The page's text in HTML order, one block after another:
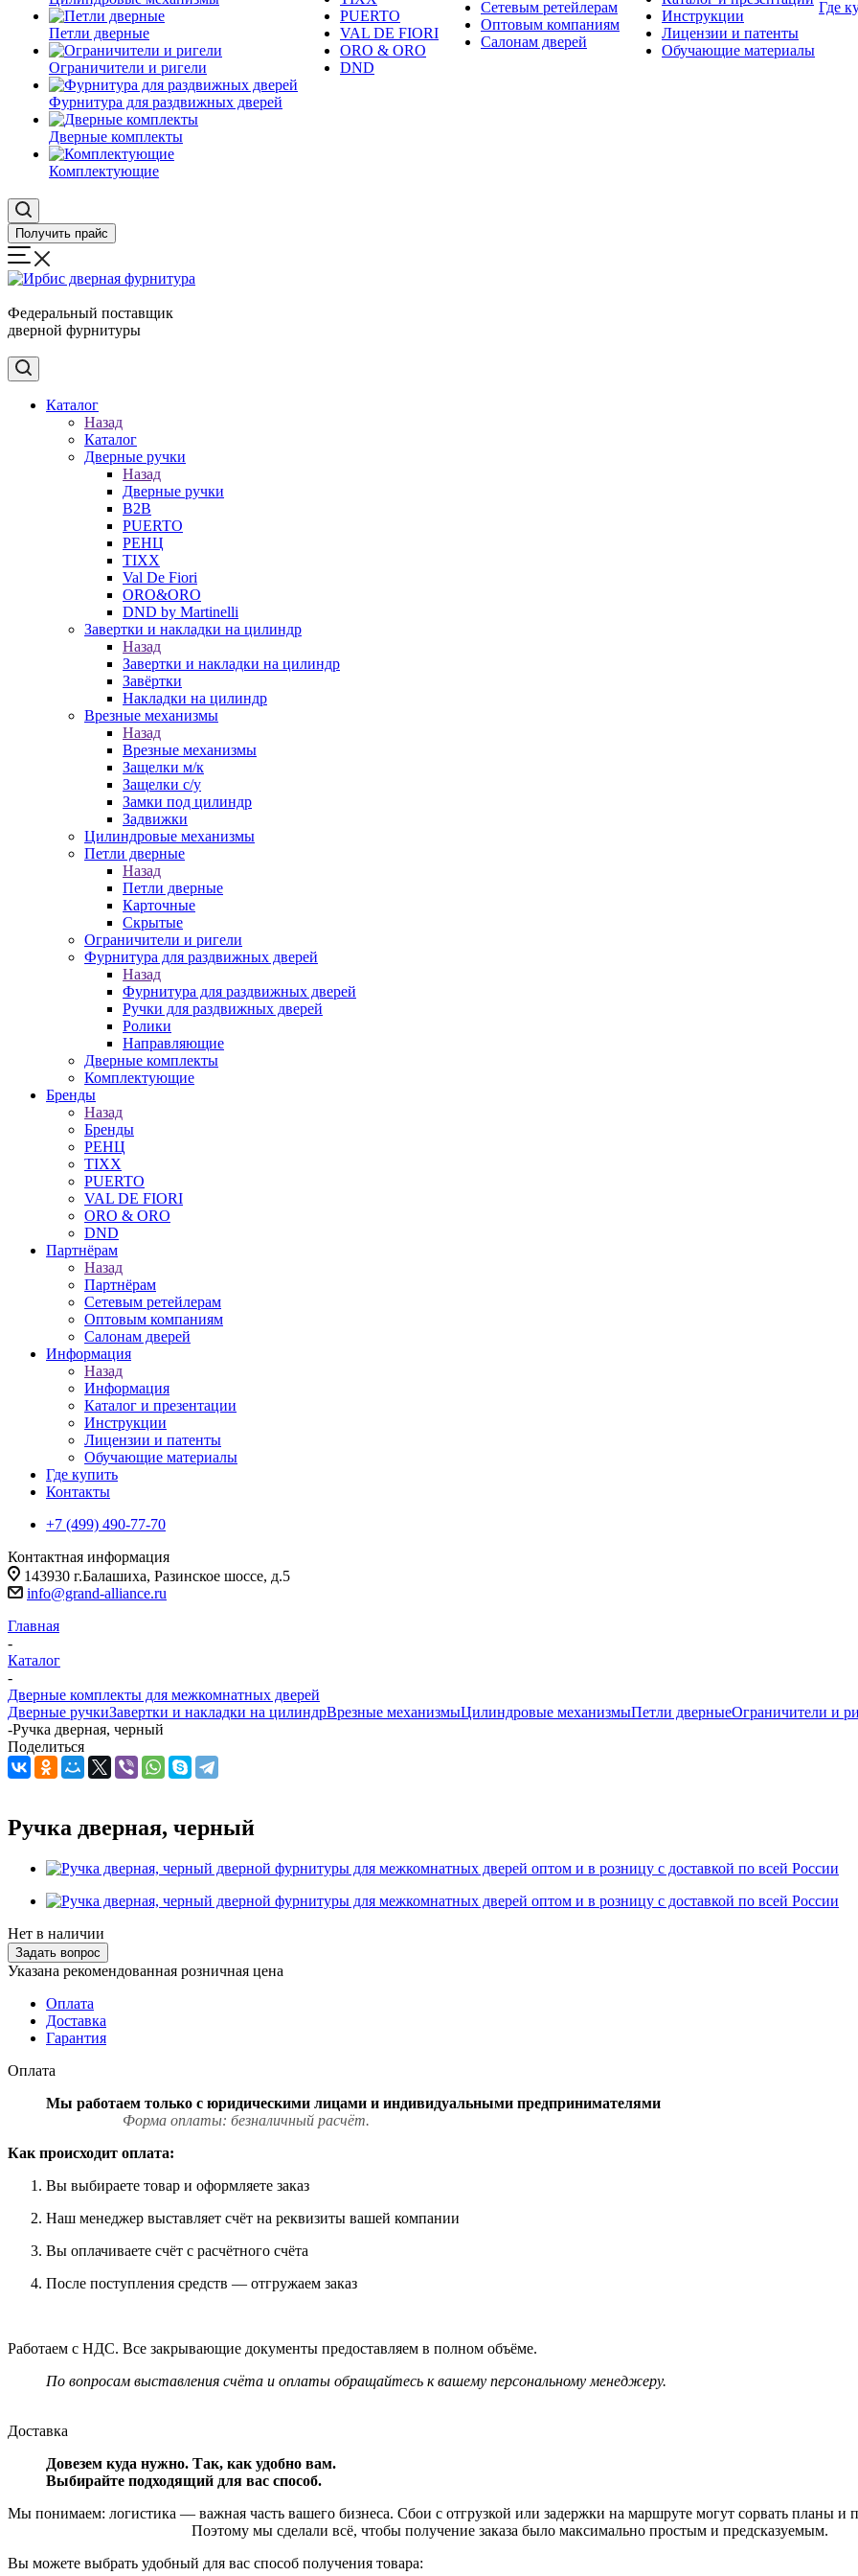
Петли дверные
Ограничители и ригели
Фурнитура для раздвижных дверей
Дверные комплекты
Комплектующие
PUERTO
VAL DE FIORI
ORO & ORO
DND
Сетевым ретейлерам
Оптовым компаниям
Салонам дверей
Инструкции
Лицензии и патенты
Обучающие материалы
Где
Получить прайс
Федеральный поставщик
дверной фурнитуры
Каталог
Назад
Каталог
Дверные ручки
Назад
Дверные ручки
B2B
PUERTO
РЕНЦ
TIXX
Val De Fiori
ORO&ORO
DND by Martinelli
Завертки и накладки на цилиндр
Назад
Завертки и накладки на цилиндр
Завёртки
Накладки на цилиндр
Врезные механизмы
Назад
Врезные механизмы
Защелки м/к
Защелки с/у
Замки под цилиндр
Задвижки
Цилиндровые механизмы
Петли дверные
Назад
Петли дверные
Карточные
Скрытые
Ограничители и ригели
Фурнитура для раздвижных дверей
Назад
Фурнитура для раздвижных дверей
Ручки для раздвижных дверей
Ролики
Направляющие
Дверные комплекты
Комплектующие
Бренды
Назад
Бренды
РЕНЦ
TIXX
PUERTO
VAL DE FIORI
ORO & ORO
DND
Партнёрам
Назад
Партнёрам
Сетевым ретейлерам
Оптовым компаниям
Салонам дверей
Информация
Назад
Информация
Каталог и презентации
Инструкции
Лицензии и патенты
Обучающие материалы
Где купить
Контакты
+7 (499) 490-77-70
Контактная информация
143930 г.Балашиха, Разинское шоссе, д.5
info@grand-alliance.ru
Главная
-
Каталог
-
Дверные комплекты для межкомнатных дверей
Дверные ручкиЗавертки и накладки на цилиндрВрезные механизмыЦилиндровые механизмыПетли дверныеОграничители и
-Ручка дверная, черный
Поделиться
Ручка дверная, черный
Нет в наличии
Задать вопрос
Указана рекомендованная розничная цена
Оплата
Доставка
Гарантия
Оплата
Мы работаем только с юридическими лицами и
Форма оплаты: безналичный расчёт.
Как происходит оплата:
Вы выбираете товар и оформляете заказ
Наш менеджер выставляет счёт на реквизиты вашей компании
Вы оплачиваете счёт с расчётного счёта
После поступления средств — отгружаем заказ
Работаем с НДС. Все закрывающие документы предоставляем в полном объёме.
По вопросам выставления счёта и оплаты обращайтесь к вашему персональному менеджеру.
Доставка
Довезем куда нужно. Так, как удобно вам.
Выбирайте подходящий для вас способ.
Мы понимаем: логистика — важная часть вашего бизнеса. Сбои с отгрузкой или задержки на
Поэтому мы сделали всё, чтобы получение заказа было максимально простым и предсказуемым.
Вы можете выбрать удобный для вас способ получения товара: